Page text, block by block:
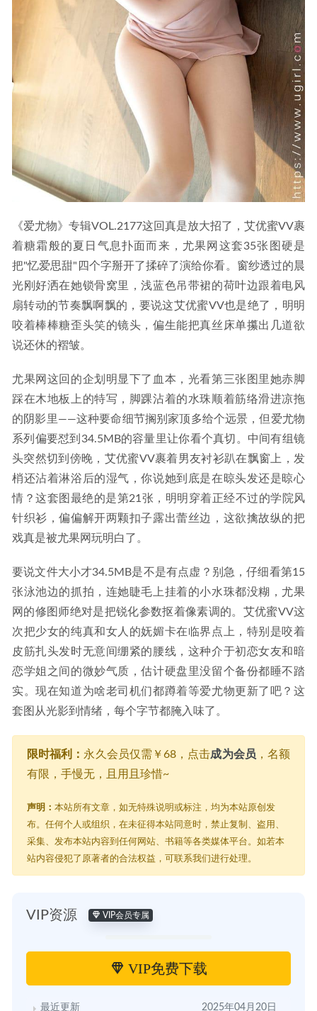
《爱尤物》专辑VOL.2177这回真是放大招了，艾优蜜VV裹
着糖霜般的夏日气息扑面而来，尤果网这套35张图硬是
把"忆爱思甜"四个字掰开了揉碎了演给你看。窗纱透过的晨
光刚好洒在她锁骨窝里，浅蓝色吊带裙的荷叶边跟着电风
扇转动的节奏飘啊飘的，要说这艾优蜜VV也是绝了，明明
咬着棒棒糖歪头笑的镜头，偏生能把真丝床单攥出几道欲
说还休的褶皱。
尤果网这回的企划明显下了血本，光看第三张图里她赤脚
踩在木地板上的特写，脚踝沾着的水珠顺着筋络滑进凉拖
的阴影里——这种要命细节搁别家顶多给个远景，但爱尤物
系列偏要怼到34.5MB的容量里让你看个真切。中间有组镜
头突然切到傍晚，艾优蜜VV裹着男友衬衫趴在飘窗上，发
梢还沾着淋浴后的湿气，你说她到底是在晾头发还是晾心
情？这套图最绝的是第21张，明明穿着正经不过的学院风
针织衫，偏偏解开两颗扣子露出蕾丝边，这欲擒故纵的把
戏真是被尤果网玩明白了。
要说文件大小才34.5MB是不是有点虚？别急，仔细看第15
张泳池边的抓拍，连她睫毛上挂着的小水珠都没糊，尤果
网的修图师绝对是把锐化参数抠着像素调的。艾优蜜VV这
次把少女的纯真和女人的妩媚卡在临界点上，特别是咬着
皮筋扎头发时无意间绷紧的腰线，这种介于初恋女友和暗
恋学姐之间的微妙气质，估计硬盘里没留个备份都睡不踏
实。现在知道为啥老司机们都蹲着等爱尤物更新了吧？这
套图从光影到情绪，每个字节都腌入味了。
限时福利： 永久会员仅需￥68，点击成为会员 ，名额
有限，手慢无，且用且珍惜~
声明： 本站所有文章，如无特殊说明或标注，均为本站原创发
布。任何个人或组织，在未征得本站同意时，禁止复制、盗用、
采集、发布本站内容到任何网站、书籍等各类媒体平台。如若本
站内容侵犯了原著者的合法权益，可联系我们进行处理。
VIP资源 VIP会员专属
VIP免费下载
最近更新 2025年04月20日